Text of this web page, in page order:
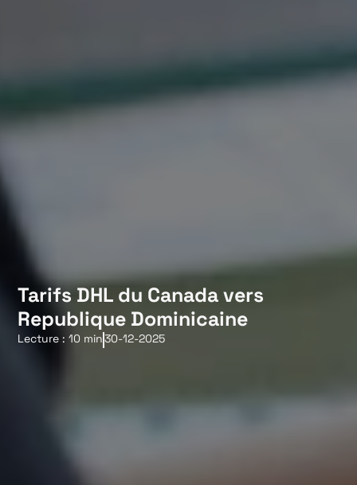
Tarifs DHL du Canada vers
Republique Dominicaine
Lecture : 10 min30-12-2025